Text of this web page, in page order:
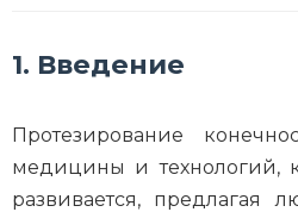
22. Социальная
среда
1. Введение
Протезирование
медицины и технологий,
развивается, предлагая